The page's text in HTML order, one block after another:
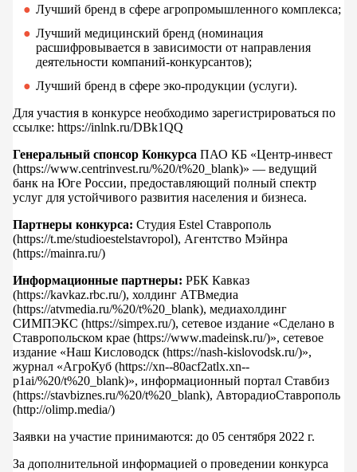
Лучший бренд в сфере агропромышленного комплекса;
Лучший медицинский бренд (номинация
расшифровывается в зависимости от направления
деятельности компаний-конкурсантов);
Лучший бренд в сфере эко-продукции (услуги).
Для участия в конкурсе необходимо зарегистрироваться по
ссылке: https://inlnk.ru/DBk1QQ
Генеральный спонсор Конкурса ПАО КБ «Центр-инвест
(https://www.centrinvest.ru/%20/t%20_blank)» — ведущий
банк на Юге России, предоставляющий полный спектр
услуг для устойчивого развития населения и бизнеса.
Партнеры конкурса: Студия Estel Ставрополь
(https://t.me/studioestelstavropol), Агентство Мэйнра
(https://mainra.ru/)
Информационные партнеры: РБК Кавказ
(https://kavkaz.rbc.ru/), холдинг АТВмедиа
(https://atvmedia.ru/%20/t%20_blank), медиахолдинг
СИМПЭКС (https://simpex.ru/), сетевое издание «Сделано в
Ставропольском крае (https://www.madeinsk.ru/)», сетевое
издание «Наш Кисловодск (https://nash-kislovodsk.ru/)»,
журнал «АгроКуб (https://xn--80acf2atlx.xn--
p1ai/%20/t%20_blank)», информационный портал Ставбиз
(https://stavbiznes.ru/%20/t%20_blank), АвторадиоСтаврополь
(http://olimp.media/)
Заявки на участие принимаются: до 05 сентября 2022 г.
За дополнительной информацией о проведении конкурса